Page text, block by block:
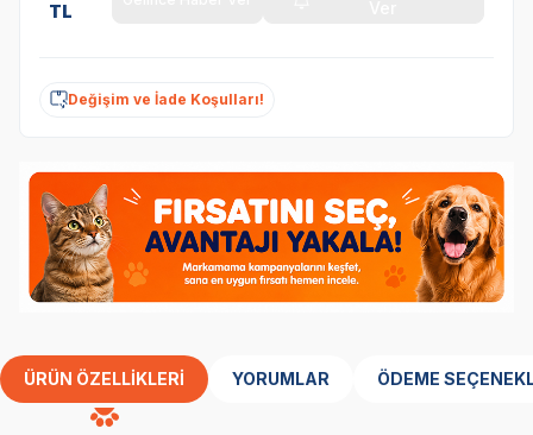
TL
Değişim ve İade Koşulları!
ÜRÜN ÖZELLIKLERI YORUMLAR ÖDEME